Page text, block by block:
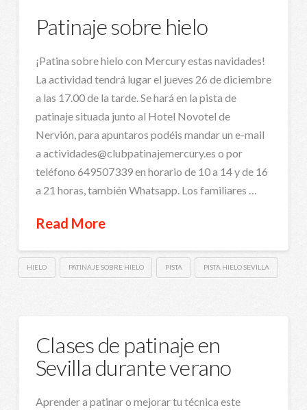
Patinaje sobre hielo
¡Patina sobre hielo con Mercury estas navidades!
La actividad tendrá lugar el jueves 26 de diciembre
a las 17.00 de la tarde. Se hará en la pista de
patinaje situada junto al Hotel Novotel de
Nervión, para apuntaros podéis mandar un e-mail
a actividades@clubpatinajemercury.es o por
teléfono 649507339 en horario de 10 a 14 y de 16
a 21 horas, también Whatsapp. Los familiares …
Read More
HIELO PATINAJE SOBRE HIELO PISTA PISTA HIELO SEVILLA
Clases de patinaje en
Sevilla durante verano
Aprender a patinar o mejorar tu técnica este